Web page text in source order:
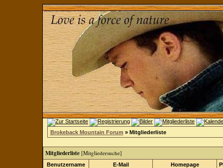
Brokeback Mountain Forum » Mitgliederliste
Mitgliederliste [Mitgliedersuche]
Benutzername E-Mail Homepage